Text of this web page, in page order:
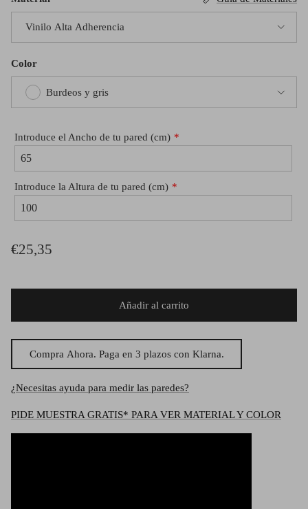
Vinilo Alta Adherencia
Color
Burdeos y gris
Introduce el Ancho de tu pared (cm)
Introduce la Altura de tu pared (cm)
€25,35
Añadir al carrito
Compra Ahora. Paga en 3 plazos con Klarna.
¿Necesitas ayuda para medir las paredes?
PIDE MUESTRA GRATIS* PARA VER MATERIAL Y COLOR